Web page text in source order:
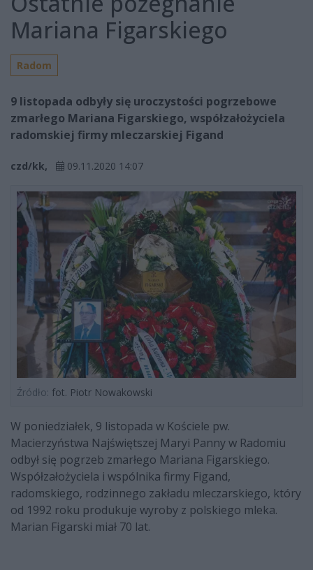
Mariana Figarskiego
Radom
9 listopada odbyły się uroczystości pogrzebowe
zmarłego Mariana Figarskiego, współzałożyciela
radomskiej firmy mleczarskiej Figand
czd/kk, 09.11.2020 14:07
Źródło: fot. Piotr Nowakowski
W poniedziałek, 9 listopada w Kościele pw.
Macierzyństwa Najświętszej Maryi Panny w Radomiu
odbył się pogrzeb zmarłego Mariana Figarskiego.
Współzałożyciela i wspólnika firmy Figand,
radomskiego, rodzinnego zakładu mleczarskiego, który
od 1992 roku produkuje wyroby z polskiego mleka.
Marian Figarski miał 70 lat.